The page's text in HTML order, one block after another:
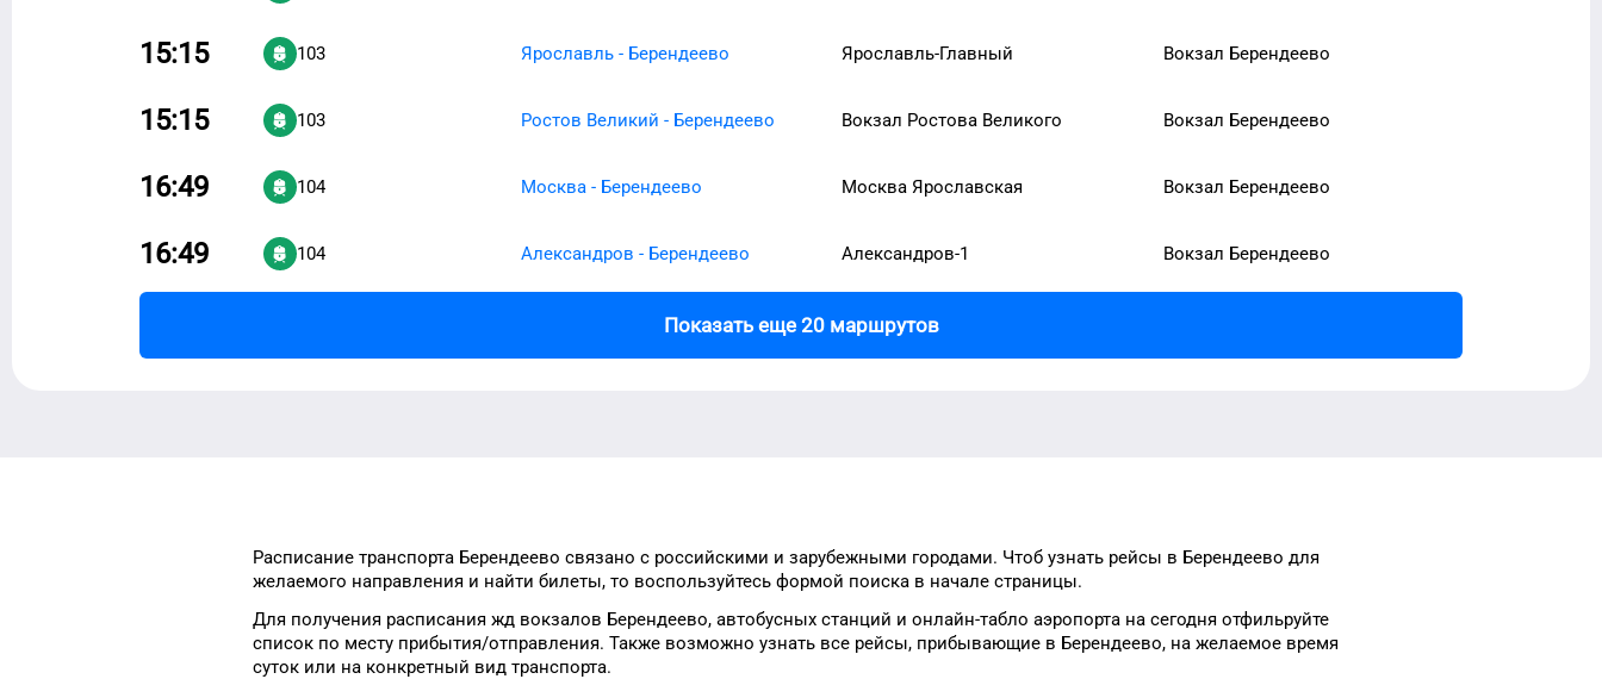
15:15 103 Ярославль - Берендеево Ярославль-Главный Вокзал Берендеево
15:15 103 Ростов Великий - Берендеево Вокзал Ростова Великого Вокзал Берендеево
16:49 104 Москва - Берендеево Москва Ярославская Вокзал Берендеево
16:49 104 Александров - Берендеево Александров-1 Вокзал Берендеево
Показать еще 20 маршрутов
Расписание транспорта Берендеево связано с российскими и зарубежными городами. Чтоб узнать рейсы в Берендеево для
желаемого направления и найти билеты, то воспользуйтесь формой поиска в начале страницы.
Для получения расписания жд вокзалов Берендеево, автобусных станций и онлайн-табло аэропорта на сегодня отфильруйте
список по месту прибытия/отправления. Также возможно узнать все рейсы, прибывающие в Берендеево, на желаемое время
суток или на конкретный вид транспорта.